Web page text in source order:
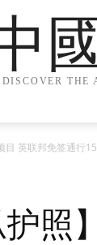
DISCOVER THE
英联邦免签通行
照